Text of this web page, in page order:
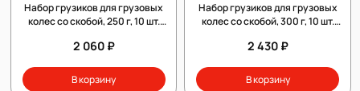
Набор грузиков для грузовых
колес со скобой, 250 г, 10 шт.
2 060 ₽
В корзину
Набор грузиков для грузовых
колес со скобой, 300 г, 10 шт.
2 430 ₽
В корзину